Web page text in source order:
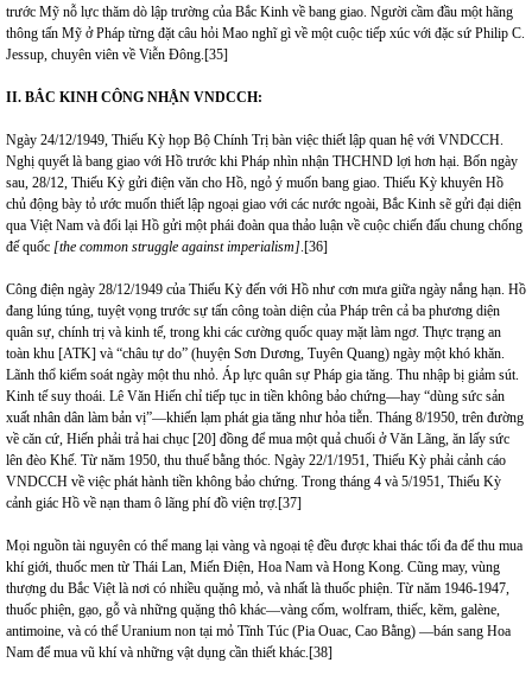
trước Mỹ nỗ lực thăm dò lập trường của Bắc Kinh về bang giao. Người cầm đầu một hãng
thông tấn Mỹ ở Pháp từng đặt câu hỏi Mao nghĩ gì về một cuộc tiếp xúc với đặc sứ Philip C.
Jessup, chuyên viên về Viễn Đông. [35]
II. BẮC KINH CÔNG NHẬN VNDCCH:
Ngày 24/12/1949, Thiếu Kỳ họp Bộ Chính Trị bàn việc thiết lập quan hệ với VNDCCH.
Nghị quyết là bang giao với Hồ trước khi Pháp nhìn nhận THCHND lợi hơn hại. Bốn ngày
sau, 28/12, Thiếu Kỳ gửi điện văn cho Hồ, ngỏ ý muốn bang giao. Thiếu Kỳ khuyên Hồ
chủ động bày tỏ ước muốn thiết lập ngoại giao với các nước ngoài, Bắc Kinh sẽ gửi đại diện
qua Việt Nam và đổi lại Hồ gửi một phái đoàn qua thảo luận về cuộc chiến đấu chung chống
đế quốc [the common struggle against imperialism] [36]
Công điện ngày 28/12/1949 của Thiếu Kỳ đến với Hồ như cơn mưa giữa ngày nắng hạn. Hồ
đang lúng túng, tuyệt vọng trước sự tấn công toàn diện của Pháp trên cả ba phương diện
quân sự, chính trị và kinh tế, trong khi các cường quốc quay mặt làm ngơ. Thực trạng an
toàn khu [ATK] và “châu tự do” (huyện Sơn Dương, Tuyên Quang) ngày một khó khăn.
Lãnh thổ kiểm soát ngày một thu nhỏ. Áp lực quân sự Pháp gia tăng. Thu nhập bị giảm sút.
Kinh tế suy thoái. Lê Văn Hiến chỉ tiếp tục in tiền không bảo chứng—hay “dùng sức sản
xuất nhân dân làm bản vị”—khiến lạm phát gia tăng như hỏa tiễn. Tháng 8/1950, trên đường
về căn cứ, Hiến phải trả hai chục [20] đồng để mua một quả chuối ở Văn Lãng, ăn lấy sức
lên đèo Khế. Từ năm 1950, thu thuế bằng thóc. Ngày 22/1/1951, Thiếu Kỳ phải cảnh cáo
VNDCCH về việc phát hành tiền không bảo chứng. Trong tháng 4 và 5/1951, Thiếu Kỳ
cảnh giác Hồ về nạn tham ô lãng phí đồ viện trợ.[37]
Mọi nguồn tài nguyên có thể mang lại vàng và ngoại tệ đều được khai thác tối đa để thu mua
khí giới, thuốc men từ Thái Lan, Miến Điện, Hoa Nam và Hong Kong. Cũng may, vùng
thượng du Bắc Việt là nơi có nhiều quặng mỏ, và nhất là thuốc phiện. Từ năm 1946-1947,
thuốc phiện, gạo, gỗ và những quặng thô khác—vàng cốm, wolfram, thiếc, kẽm, galène,
antimoine, và có thể Uranium non tại mỏ Tĩnh Túc (Pia Ouac, Cao Bằng) —bán sang Hoa
Nam để mua vũ khí và những vật dụng cần thiết khác. [38]